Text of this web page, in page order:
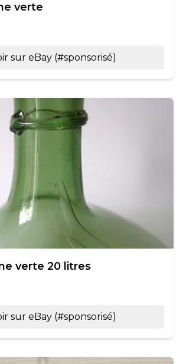
verte
sur eBay (#sponsorisé)
verte 20 litres
sur eBay (#sponsorisé)